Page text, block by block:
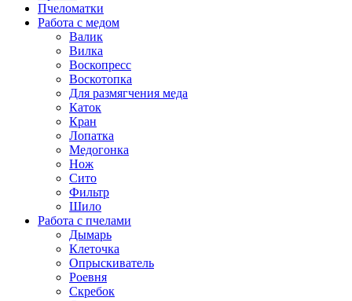
Пчеломатки
Работа с медом
Валик
Вилка
Воскопресс
Воскотопка
Для размягчения меда
Каток
Кран
Лопатка
Медогонка
Нож
Сито
Фильтр
Шило
Работа с пчелами
Дымарь
Клеточка
Опрыскиватель
Роевня
Скребок